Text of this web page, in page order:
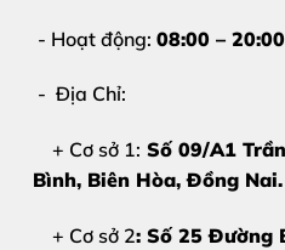
Giá cả minh bạch –
Đặc biệt, chúng tôi luôn đặt
Bảng giá thay
Chi phí thay pin tai nghe
- Hoạt động: 08:00 – 20:00
- Địa Chỉ:
+ Cơ sở 1: Số 09/A1
Bình, Biên Hòa, Đồng Nai.
+ Cơ sở 2: Số 25 Đường